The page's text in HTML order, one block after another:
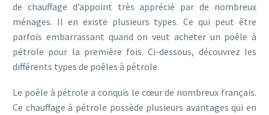
de chauffage d’appoint très apprécié par de nombreux
ménages. Il en existe plusieurs types. Ce qui peut être
parfois embarrassant quand on veut acheter un poêle à
pétrole pour la première fois. Ci-dessous, découvrez les
différents types de poêles à pétrole.
Le poêle à pétrole a conquis le cœur de nombreux français.
Ce chauffage à pétrole possède plusieurs avantages qui en